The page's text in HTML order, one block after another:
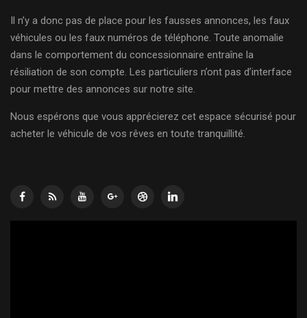
Il n’y a donc pas de place pour les fausses annonces, les faux
véhicules ou les faux numéros de téléphone. Toute anomalie
dans le comportement du concessionnaire entraîne la
résiliation de son compte. Les particuliers n’ont pas d’interface
pour mettre des annonces sur notre site.
Nous espérons que vous apprécierez cet espace sécurisé pour
acheter le véhicule de vos rêves en toute tranquillité.